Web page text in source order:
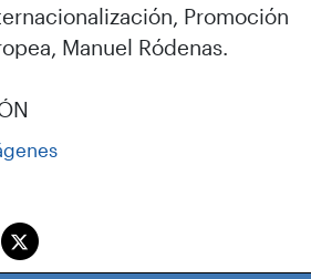
Promoción
Manuel Ródenas.